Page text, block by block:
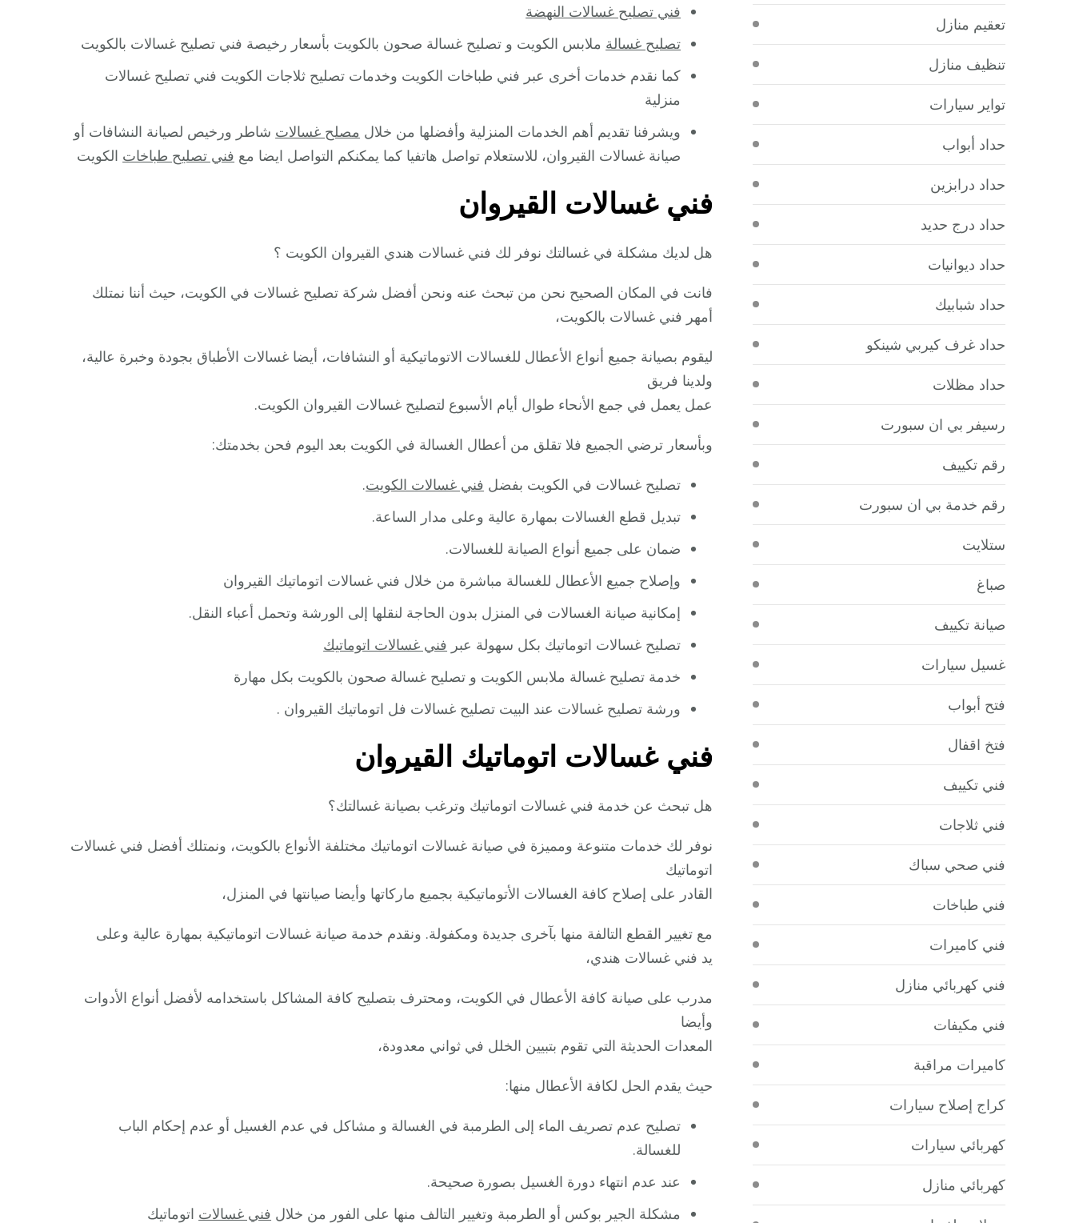
فني تصليح غسالات النهضة
تصليح غسالة ملابس الكويت و تصليح غسالة صحون بالكويت بأسعار رخيصة فني تصليح غسالات بالكويت
كما نقدم خدمات أخرى عبر فني طباخات الكويت وخدمات تصليح ثلاجات الكويت فني تصليح غسالات
منزلية
ويشرفنا تقديم أهم الخدمات المنزلية وأفضلها من خلال مصلح غسالات شاطر ورخيص لصيانة النشافات أو
صيانة غسالات القيروان، للاستعلام تواصل هاتفيا كما يمكنكم التواصل ايضا مع فني تصليح طباخات الكويت
فني غسالات القيروان
هل لديك مشكلة في غسالتك نوفر لك فني غسالات هندي القيروان الكويت ؟
فانت في المكان الصحيح نحن من تبحث عنه ونحن أفضل شركة تصليح غسالات في الكويت، حيث أننا نمتلك
أمهر فني غسالات بالكويت،
ليقوم بصيانة جميع أنواع الأعطال للغسالات الاتوماتيكية أو النشافات، أيضا غسالات الأطباق بجودة وخبرة عالية،
ولدينا فريق
عمل يعمل في جمع الأنحاء طوال أيام الأسبوع لتصليح غسالات القيروان الكويت.
وبأسعار ترضي الجميع فلا تقلق من أعطال الغسالة في الكويت بعد اليوم فحن بخدمتك:
تصليح غسالات في الكويت بفضل فني غسالات الكويت.
تبديل قطع الغسالات بمهارة عالية وعلى مدار الساعة.
ضمان على جميع أنواع الصيانة للغسالات.
وإصلاح جميع الأعطال للغسالة مباشرة من خلال فني غسالات اتوماتيك القيروان
إمكانية صيانة الغسالات في المنزل بدون الحاجة لنقلها إلى الورشة وتحمل أعباء النقل.
تصليح غسالات اتوماتيك بكل سهولة عبر فني غسالات اتوماتيك
خدمة تصليح غسالة ملابس الكويت و تصليح غسالة صحون بالكويت بكل مهارة
ورشة تصليح غسالات عند البيت تصليح غسالات فل اتوماتيك القيروان .
فني غسالات اتوماتيك القيروان
هل تبحث عن خدمة فني غسالات اتوماتيك وترغب بصيانة غسالتك؟
نوفر لك خدمات متنوعة ومميزة في صيانة غسالات اتوماتيك مختلفة الأنواع بالكويت، ونمتلك أفضل فني غسالات
اتوماتيك
القادر على إصلاح كافة الغسالات الأتوماتيكية بجميع ماركاتها وأيضا صيانتها في المنزل،
مع تغيير القطع التالفة منها بآخرى جديدة ومكفولة. ونقدم خدمة صيانة غسالات اتوماتيكية بمهارة عالية وعلى
يد فني غسالات هندي،
مدرب على صيانة كافة الأعطال في الكويت، ومحترف بتصليح كافة المشاكل باستخدامه لأفضل أنواع الأدوات
وأيضا
المعدات الحديثة التي تقوم بتبيين الخلل في ثواني معدودة،
حيث يقدم الحل لكافة الأعطال منها:
تصليح عدم تصريف الماء إلى الطرمبة في الغسالة و مشاكل في عدم الغسيل أو عدم إحكام الباب
للغسالة.
عند عدم انتهاء دورة الغسيل بصورة صحيحة.
مشكلة الجير بوكس أو الطرمبة وتغيير التالف منها على الفور من خلال فني غسالات اتوماتيك
تعقيم منازل
تنظيف منازل
تواير سيارات
حداد أبواب
حداد درابزين
حداد درج حديد
حداد ديوانيات
حداد شبابيك
حداد غرف كيربي شينكو
حداد مظلات
رسيفر بي ان سبورت
رقم تكييف
رقم خدمة بي ان سبورت
ستلايت
صباغ
صيانة تكييف
غسيل سيارات
فتح أبواب
فتخ اقفال
فني تكييف
فني ثلاجات
فني صحي سباك
فني طباخات
فني كاميرات
فني كهربائي منازل
فني مكيفات
كاميرات مراقبة
كراج إصلاح سيارات
كهربائي سيارات
كهربائي منازل